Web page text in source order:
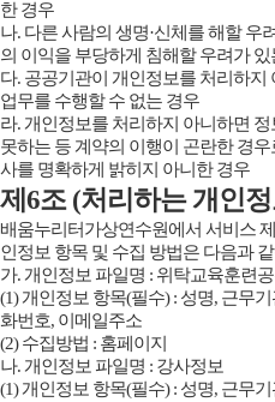
한 경우
나. 다른 사람의 생명·신체를 해할 우
의 이익을 부당하게 침해할 우려가 있
다. 공공기관이 개인정보를 처리하
업무를 수행할 수 없는 경우
라. 개인정보를 처리하지 아니하면
못하는 등 계약의 이행이 곤란한 경
사를 명확하게 밝히지 아니한 경우
제6조 (처리하는 개인
배움누리터가상연수원에서 서비스
인정보 항목 및 수집 방법은 다음과
가. 개인정보 파일명 : 위탁교육훈련
(1) 개인정보 항목(필수) : 성명, 근무
화번호, 이메일주소
(2) 수집방법 : 홈페이지
나. 개인정보 파일명 : 강사정보
(1) 개인정보 항목(필수) : 성명, 근무